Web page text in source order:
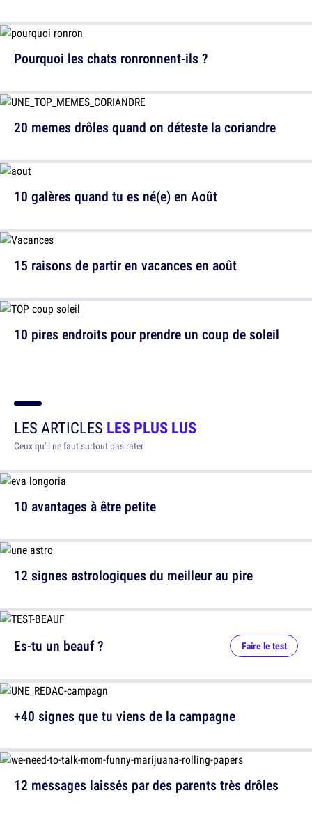
20 memes drôles quand on déteste la coriandre
15 raisons de partir en vacances en août
Pourquoi les chats ronronnent-ils ?
10 galères quand tu es né(e) en Août
10 pires endroits pour prendre un coup de soleil
LES ARTICLES LES PLUS LUS
Ceux qu'il ne faut surtout pas rater
10 avantages à être petite
12 signes astrologiques du meilleur au pire
12 messages laissés par des parents très drôles
Es-tu un beauf ? Faire le test
+40 signes que tu viens de la campagne